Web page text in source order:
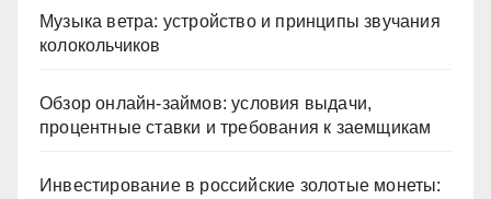
Музыка ветра: устройство и принципы звучания
колокольчиков
Обзор онлайн-займов: условия выдачи,
процентные ставки и требования к заемщикам
Инвестирование в российские золотые монеты: